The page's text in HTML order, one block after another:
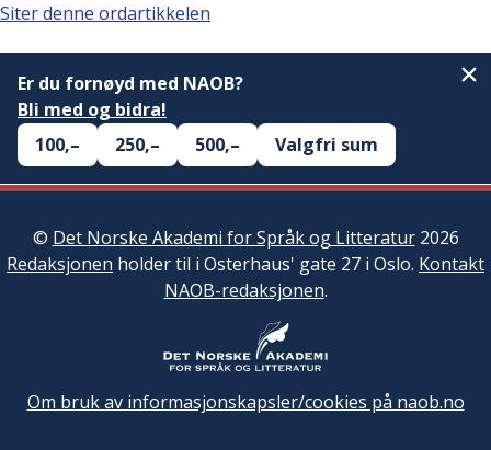
Siter denne ordartikkelen
Er du fornøyd med NAOB?
Bli med og bidra!
100,–
250,– 500,– Valgfri sum
© Det Norske Akademi for Språk og Litteratur2026
Redaksjonen holder til i Osterhaus' gate 27 i Oslo. Kontakt
NAOB-redaksjonen.
Om bruk av informasjonskapsler/cookies på naob.no